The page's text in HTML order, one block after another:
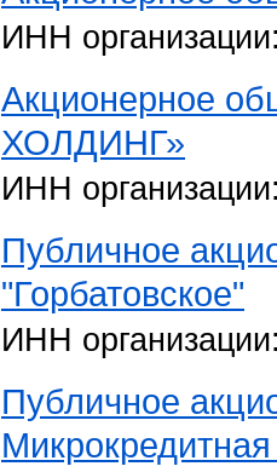
ИНН
Акционерное
ХОЛДИНГ»
ИНН
Публичное
"Горбатовское"
ИНН
Публичное